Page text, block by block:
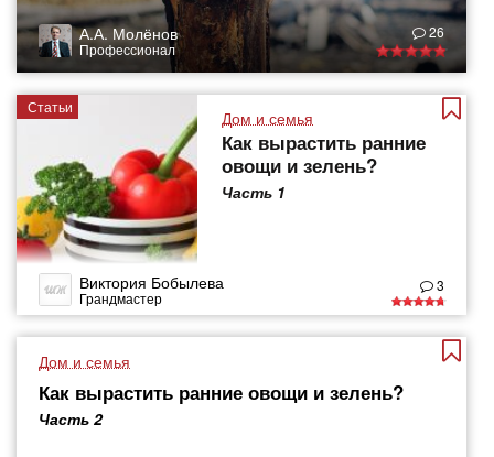
А.А. Молёнов
Профессионал
26
Статьи
Дом и семья
Как вырастить ранние
овощи и зелень?
Часть 1
Виктория Бобылева
Грандмастер
3
Дом и семья
Как вырастить ранние овощи и зелень?
Часть 2